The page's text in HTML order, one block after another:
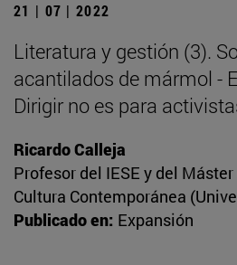
21 | 07 | 2022
Literatura y gestión (3).
acantilados de mármol -
Dirigir no es para
Ricardo Calleja
Profesor del IESE y del
Cultura Contemporánea
Publicado en: Expansión